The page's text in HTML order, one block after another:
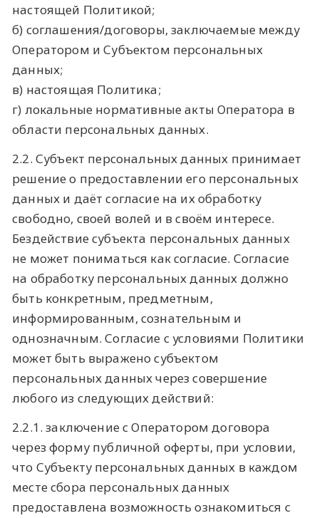
настоящей Политикой;
б) соглашения/договоры, заключаемые между
Оператором и Субъектом персональных
данных;
в) настоящая Политика;
г) локальные нормативные акты Оператора в
области персональных данных.
2.2. Субъект персональных данных принимает
решение о предоставлении его персональных
данных и даёт согласие на их обработку
свободно, своей волей и в своём интересе.
Бездействие субъекта персональных данных
не может пониматься как согласие. Согласие
на обработку персональных данных должно
быть конкретным, предметным,
информированным, сознательным и
однозначным. Согласие с условиями Политики
может быть выражено субъектом
персональных данных через совершение
любого из следующих действий:
2.2.1. заключение с Оператором договора
через форму публичной оферты, при условии,
что Субъекту персональных данных в каждом
месте сбора персональных данных
предоставлена возможность ознакомиться с